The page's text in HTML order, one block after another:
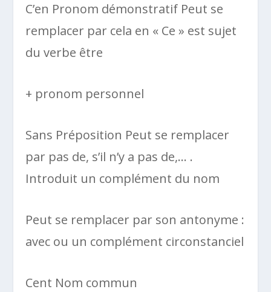
C’en Pronom démonstratif Peut se
remplacer par cela en « Ce » est sujet
du verbe être
+ pronom personnel
Sans Préposition Peut se remplacer
par pas de, s’il n’y a pas de,… .
Introduit un complément du nom
Peut se remplacer par son antonyme :
avec ou un complément circonstanciel
Cent Nom commun